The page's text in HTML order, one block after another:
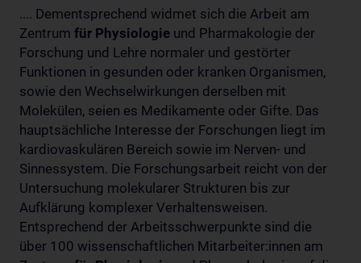
.... Dementsprechend widmet sich die Arbeit am
Zentrum für Physiologie und Pharmakologie der
Forschung und Lehre normaler und gestörter
Funktionen in gesunden oder kranken Organismen,
sowie den Wechselwirkungen derselben mit
Molekülen, seien es Medikamente oder Gifte. Das
hauptsächliche Interesse der Forschungen liegt im
kardiovaskulären Bereich sowie im Nerven- und
Sinnessystem. Die Forschungsarbeit reicht von der
Untersuchung molekularer Strukturen bis zur
Aufklärung komplexer Verhaltensweisen.
Entsprechend der Arbeitsschwerpunkte sind die
über 100 wissenschaftlichen Mitarbeiter:innen am